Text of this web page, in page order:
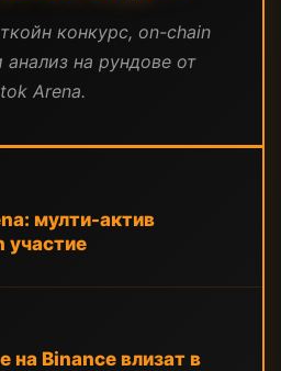
конкурс, on-chain
анализ на рундове от
Arena.
мулти-актив
участие
на Binance влизат в